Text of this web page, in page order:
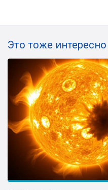
Это тоже интересно